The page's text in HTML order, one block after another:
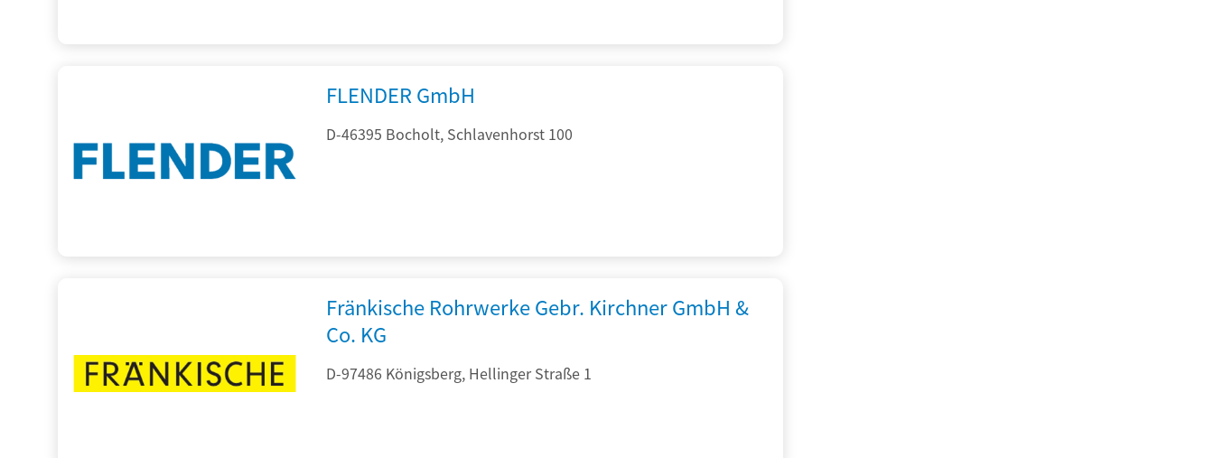
FLENDER GmbH
D-46395 Bocholt, Schlavenhorst 100
Fränkische Rohrwerke Gebr. Kirchner GmbH &
Co. KG
D-97486 Königsberg, Hellinger Straße 1